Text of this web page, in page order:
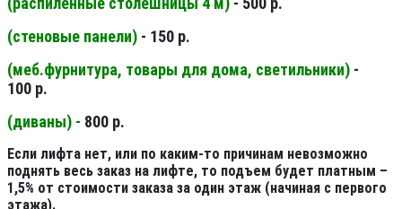
(стеновые панели) - 150 р.
(меб.фурнитура, товары для дома, светильники) -
100 р.
(диваны) - 800 р.
Если лифта нет, или по каким-то причинам невозможно
поднять весь заказ на лифте, то подъем будет платным –
1,5% от стоимости заказа за один этаж (начиная с первого
этажа).